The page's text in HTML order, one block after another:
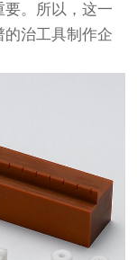
。所以，这一
的治工具制作企